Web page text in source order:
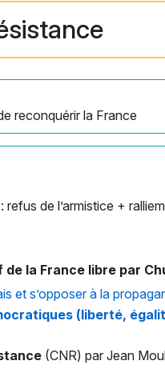
reconquérir la France
refus de l’armistice +
de la France libre par
et s’opposer à la
(liberté,
(CNR) par Jean